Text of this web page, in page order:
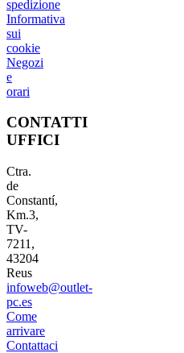
spedizione
Informativa
sui
cookie
Negozi
e
orari
CONTATTI
UFFICI
Ctra.
de
Constantí,
Km.3,
TV-
7211,
43204
Reus
infoweb@outlet-
pc.es
Come
arrivare
Contattaci